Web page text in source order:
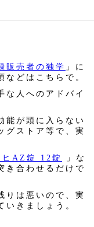
販売者の独学 」に
などはこちらで。
人へのアドバイ
能が頭に入らない
グストア等で、実
ヒAZ錠 12錠
」な
き合わせるだけで
りは悪いので、実
いきましょう。